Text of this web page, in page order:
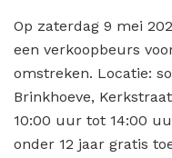
Op zaterdag 9 mei
een verkoopbeurs
omstreken. Locatie:
Brinkhoeve,
10:00 uur tot 14:00
onder 12 jaar gratis